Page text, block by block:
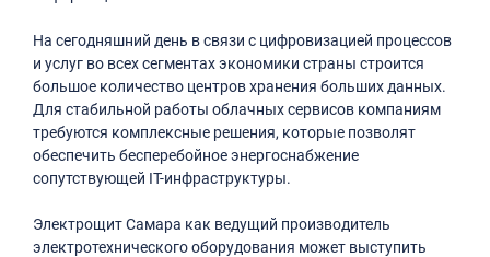
На сегодняшний день в связи с цифровизацией процессов
и услуг во всех сегментах экономики страны строится
большое количество центров хранения больших данных.
Для стабильной работы облачных сервисов компаниям
требуются комплексные решения, которые позволят
обеспечить бесперебойное энергоснабжение
сопутствующей IT-инфраструктуры.
Электрощит Самара как ведущий производитель
электротехнического оборудования может выступить